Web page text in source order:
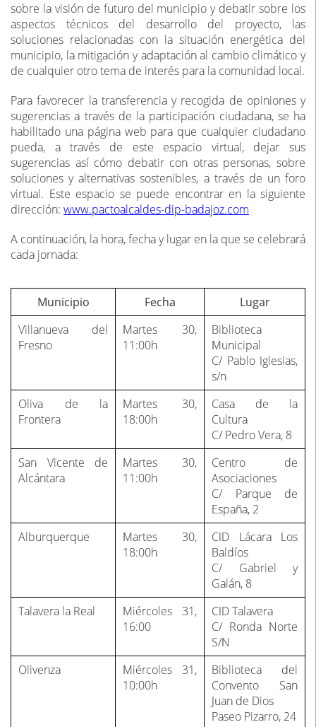
sobre la visión de futuro del municipio y debatir sobre los
aspectos técnicos del desarrollo del proyecto, las
soluciones relacionadas con la situación energética del
municipio, la mitigación y adaptación al cambio climático y
de cualquier otro tema de interés para la comunidad local.
Para favorecer la transferencia y recogida de opiniones y
sugerencias a través de la participación ciudadana, se ha
habilitado una página web para que cualquier ciudadano
pueda, a través de este espacio virtual, dejar sus
sugerencias así cómo debatir con otras personas, sobre
soluciones y alternativas sostenibles, a través de un foro
virtual. Este espacio se puede encontrar en la siguiente
dirección: www.pactoalcaldes-dip-badajoz.com
A continuación, la hora, fecha y lugar en la que se celebrará
cada jornada:
Municipio Fecha
Lugar
Villanueva del
Fresno
Martes 30,
11:00h
Biblioteca
Municipal
C/ Pablo Iglesias,
s/n
Oliva de la
Frontera
Martes 30,
18:00h
Casa de la
Cultura
C/ Pedro Vera, 8
San Vicente de
Alcántara
Martes 30,
11:00h
Centro de
Asociaciones
C/ Parque de
España, 2
Alburquerque
Martes 30,
18:00h
CID Lácara Los
Baldíos
C/ Gabriel y
Galán, 8
Talavera la Real
Miércoles 31,
16:00
CID Talavera
C/ Ronda Norte
S/N
Olivenza
Miércoles 31,
10:00h
Biblioteca del
Convento San
Juan de Dios
Paseo Pizarro, 24